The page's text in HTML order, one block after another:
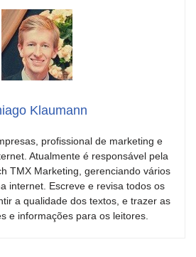
Klaumann
profissional de marketing e
Atualmente é responsável pela
TMX Marketing, gerenciando vários
internet. Escreve e revisa todos os
a qualidade dos textos, e trazer as
e informações para os leitores.